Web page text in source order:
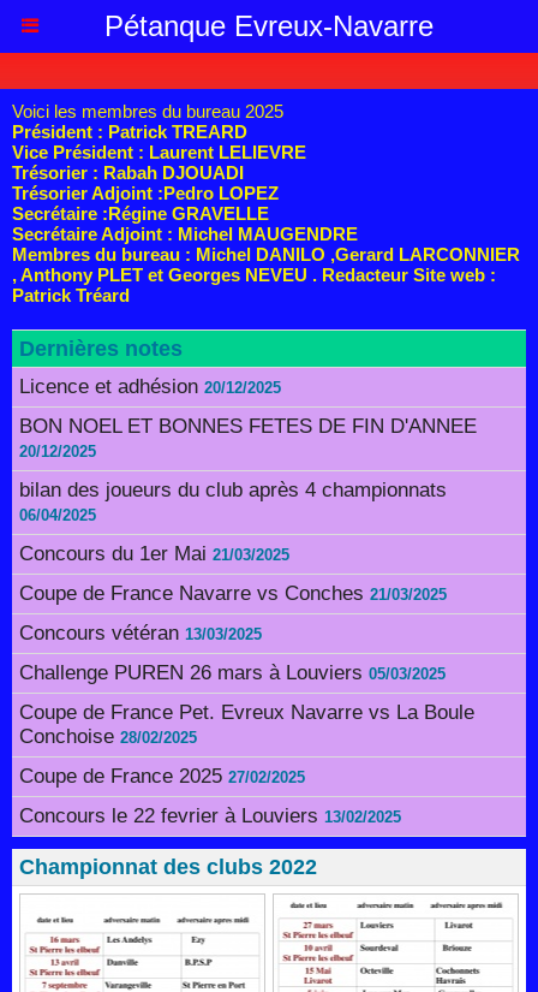
Pétanque Evreux-Navarre
Voici les membres du bureau 2025
Président : Patrick TREARD
Vice Président : Laurent LELIEVRE
Trésorier : Rabah DJOUADI
Trésorier Adjoint :Pedro LOPEZ
Secrétaire :Régine GRAVELLE
Secrétaire Adjoint : Michel MAUGENDRE
Membres du bureau : Michel DANILO ,Gerard LARCONNIER
, Anthony PLET et Georges NEVEU . Redacteur Site web :
Patrick Tréard
Dernières notes
Licence et adhésion 20/12/2025
BON NOEL ET BONNES FETES DE FIN D'ANNEE
20/12/2025
bilan des joueurs du club après 4 championnats
06/04/2025
Concours du 1er Mai 21/03/2025
Coupe de France Navarre vs Conches 21/03/2025
Concours vétéran 13/03/2025
Challenge PUREN 26 mars à Louviers 05/03/2025
Coupe de France Pet. Evreux Navarre vs La Boule
Conchoise 28/02/2025
Coupe de France 2025 27/02/2025
Concours le 22 fevrier à Louviers 13/02/2025
Championnat des clubs 2022